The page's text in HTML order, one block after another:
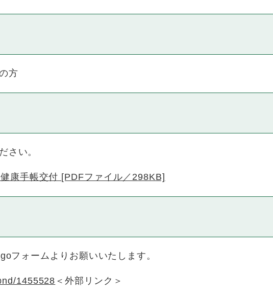
方
さい。
康手帳交付 [PDFファイル／298KB]
フォームよりお願いいたします。
1455528 ＜外部リンク＞